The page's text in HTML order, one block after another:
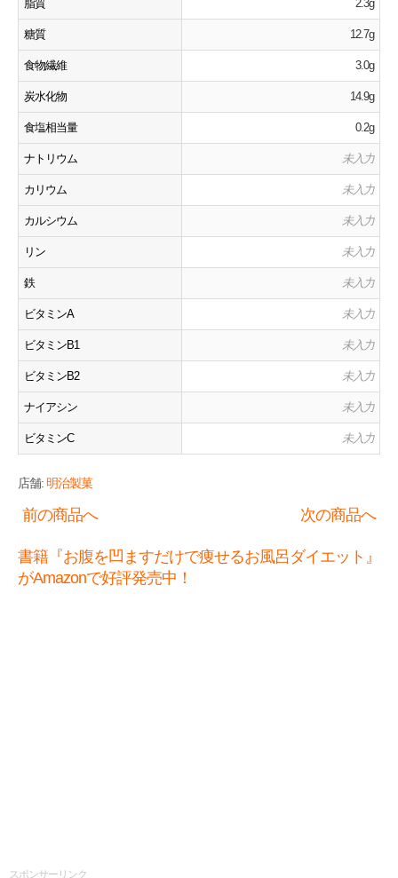
脂質 2.3g
糖質 12.7g
食物繊維 3.0g
炭水化物 14.9g
食塩相当量 0.2g
ナトリウム 未入力
カリウム 未入力
カルシウム 未入力
リン 未入力
鉄 未入力
ビタミンA 未入力
ビタミンB1 未入力
ビタミンB2 未入力
ナイアシン 未入力
ビタミンC 未入力
店舗: 明治製菓
前の商品へ 次の商品へ
書籍『お腹を凹ますだけで痩せるお風呂ダイエット』
がAmazonで好評発売中！
スポンサーリンク